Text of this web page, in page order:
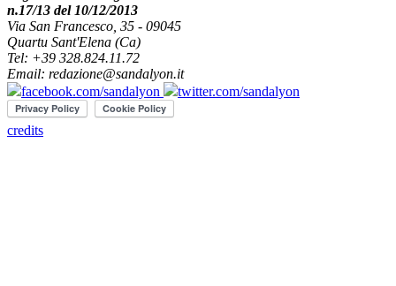
n.17/13 del 10/12/2013
Via San Francesco, 35 - 09045
Quartu Sant'Elena (Ca)
Tel: +39 328.824.11.72
Email: redazione@sandalyon.it
facebook.com/sandalyon
twitter.com/sandalyon
credits